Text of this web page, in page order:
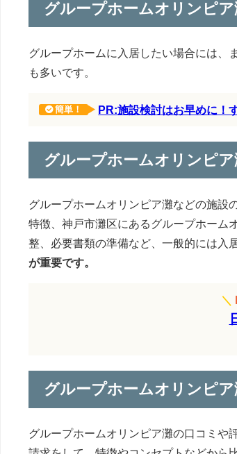
グループホームオリンピ
グループホームに入居したい場合には、
も多いです。
簡単！ PR:施設検討はお早めに！
グループホームオリンピ
グループホームオリンピア灘などの施設
特徴、神戸市灘区にあるグループホーム
整、必要書類の準備など、一般的には入
が重要です。
＼
グループホームオリンピア
グループホームオリンピア灘の口コミや